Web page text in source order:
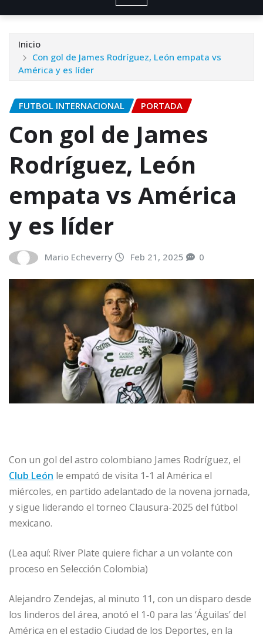
Inicio
Con gol de James Rodríguez, León empata vs
América y es líder
FUTBOL INTERNACIONAL PORTADA
Con gol de James
Rodríguez, León
empata vs América
y es líder
Mario Echeverry Feb 21, 2025 0
Con un gol del astro colombiano James Rodríguez, el
Club León le empató de visita 1-1 al América el
miércoles, en partido adelantado de la novena jornada,
y sigue liderando el torneo Clausura-2025 del fútbol
mexicano.
(Lea aquí: River Plate quiere fichar a un volante con
proceso en Selección Colombia)
Alejandro Zendejas, al minuto 11, con un disparo desde
los linderos del área, anotó el 1-0 para las ‘Águilas’ del
América en el estadio Ciudad de los Deportes, en la